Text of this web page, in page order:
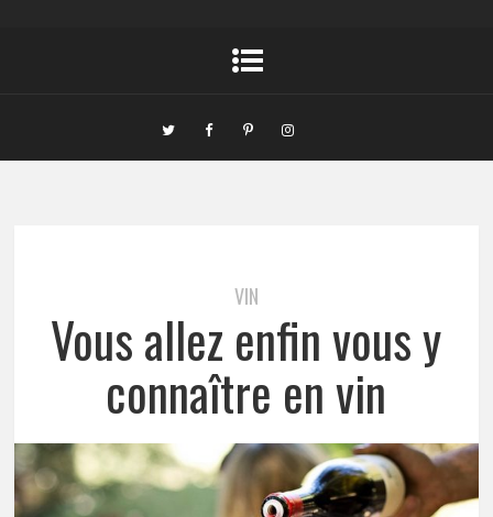
VIN
Vous allez enfin vous y
connaître en vin